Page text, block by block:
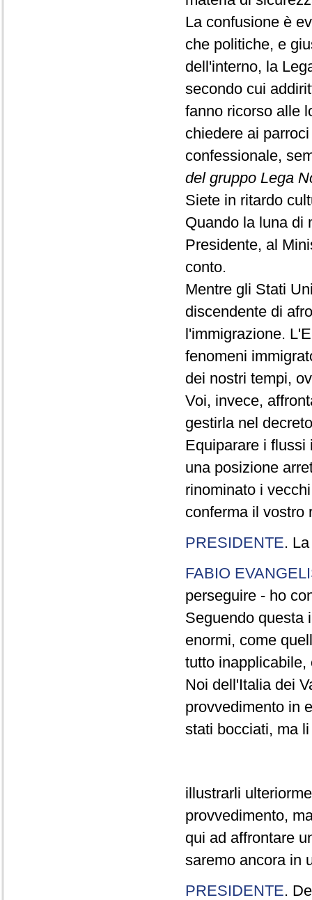
La confusione è
che politiche, e
dell'interno, la
secondo cui
fanno ricorso alle
chiedere ai
confessionale,
del gruppo Lega
Siete in ritardo
Quando la luna di
Presidente, al
conto.
Mentre gli Stati
discendente di
l'immigrazione.
fenomeni
dei nostri tempi,
Voi, invece,
gestirla nel
Equiparare i flussi
una posizione
rinominato i
conferma il vostro
PRESIDENTE.
FABIO
perseguire - ho
Seguendo questa
enormi, come
tutto
Noi dell'Italia dei
provvedimento in
stati bocciati, ma
illustrarli
provvedimento,
qui ad affrontare
saremo ancora in
PRESIDENTE.